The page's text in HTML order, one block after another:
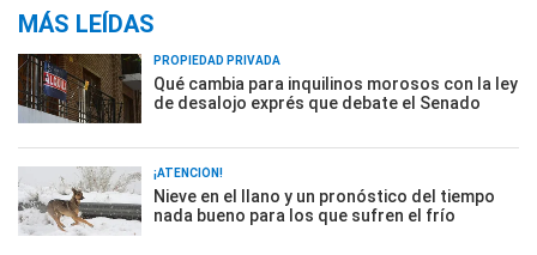
MÁS LEÍDAS
PROPIEDAD PRIVADA
Qué cambia para inquilinos morosos con la ley
de desalojo exprés que debate el Senado
¡ATENCIÓN!
Nieve en el llano y un pronóstico del tiempo
nada bueno para los que sufren el frío